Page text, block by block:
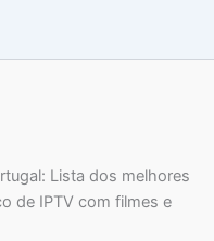
Lista dos melhores
de IPTV com filmes e